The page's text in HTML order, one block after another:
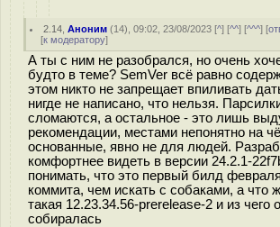
2.14 ,Аноним (14), 09:02, 23/08/2023 [^] [^^] [^^^] [
[к модератору]
А ты с ним не разобрался, но очень
будто в теме? SemVer всё равно
этом никто не запрещает впиливать
нигде не написано, что нельзя.
сломаются, а остальное - это лишь
рекомендации, местами непонятно на
основанные, явно не для людей.
комфортнее видеть в версии 24.2.1-
понимать, что это первый билд февраля
коммита, чем искать с собаками, а что
такая 12.23.34.56-prerelease-2 и из чего
собиралась